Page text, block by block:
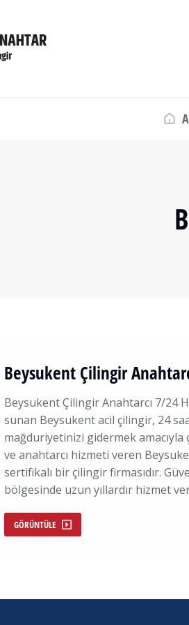
Beysukent Çilingir
Beysukent Çilingir Anahtarcı 7/24
sunan Beysukent acil çilingir, 24
mağduriyetinizi gidermek
ve anahtarcı hizmeti veren
sertifikalı bir çilingir firmasıdır.
bölgesinde uzun yıllardır hizmet
GÖRÜNTÜLE